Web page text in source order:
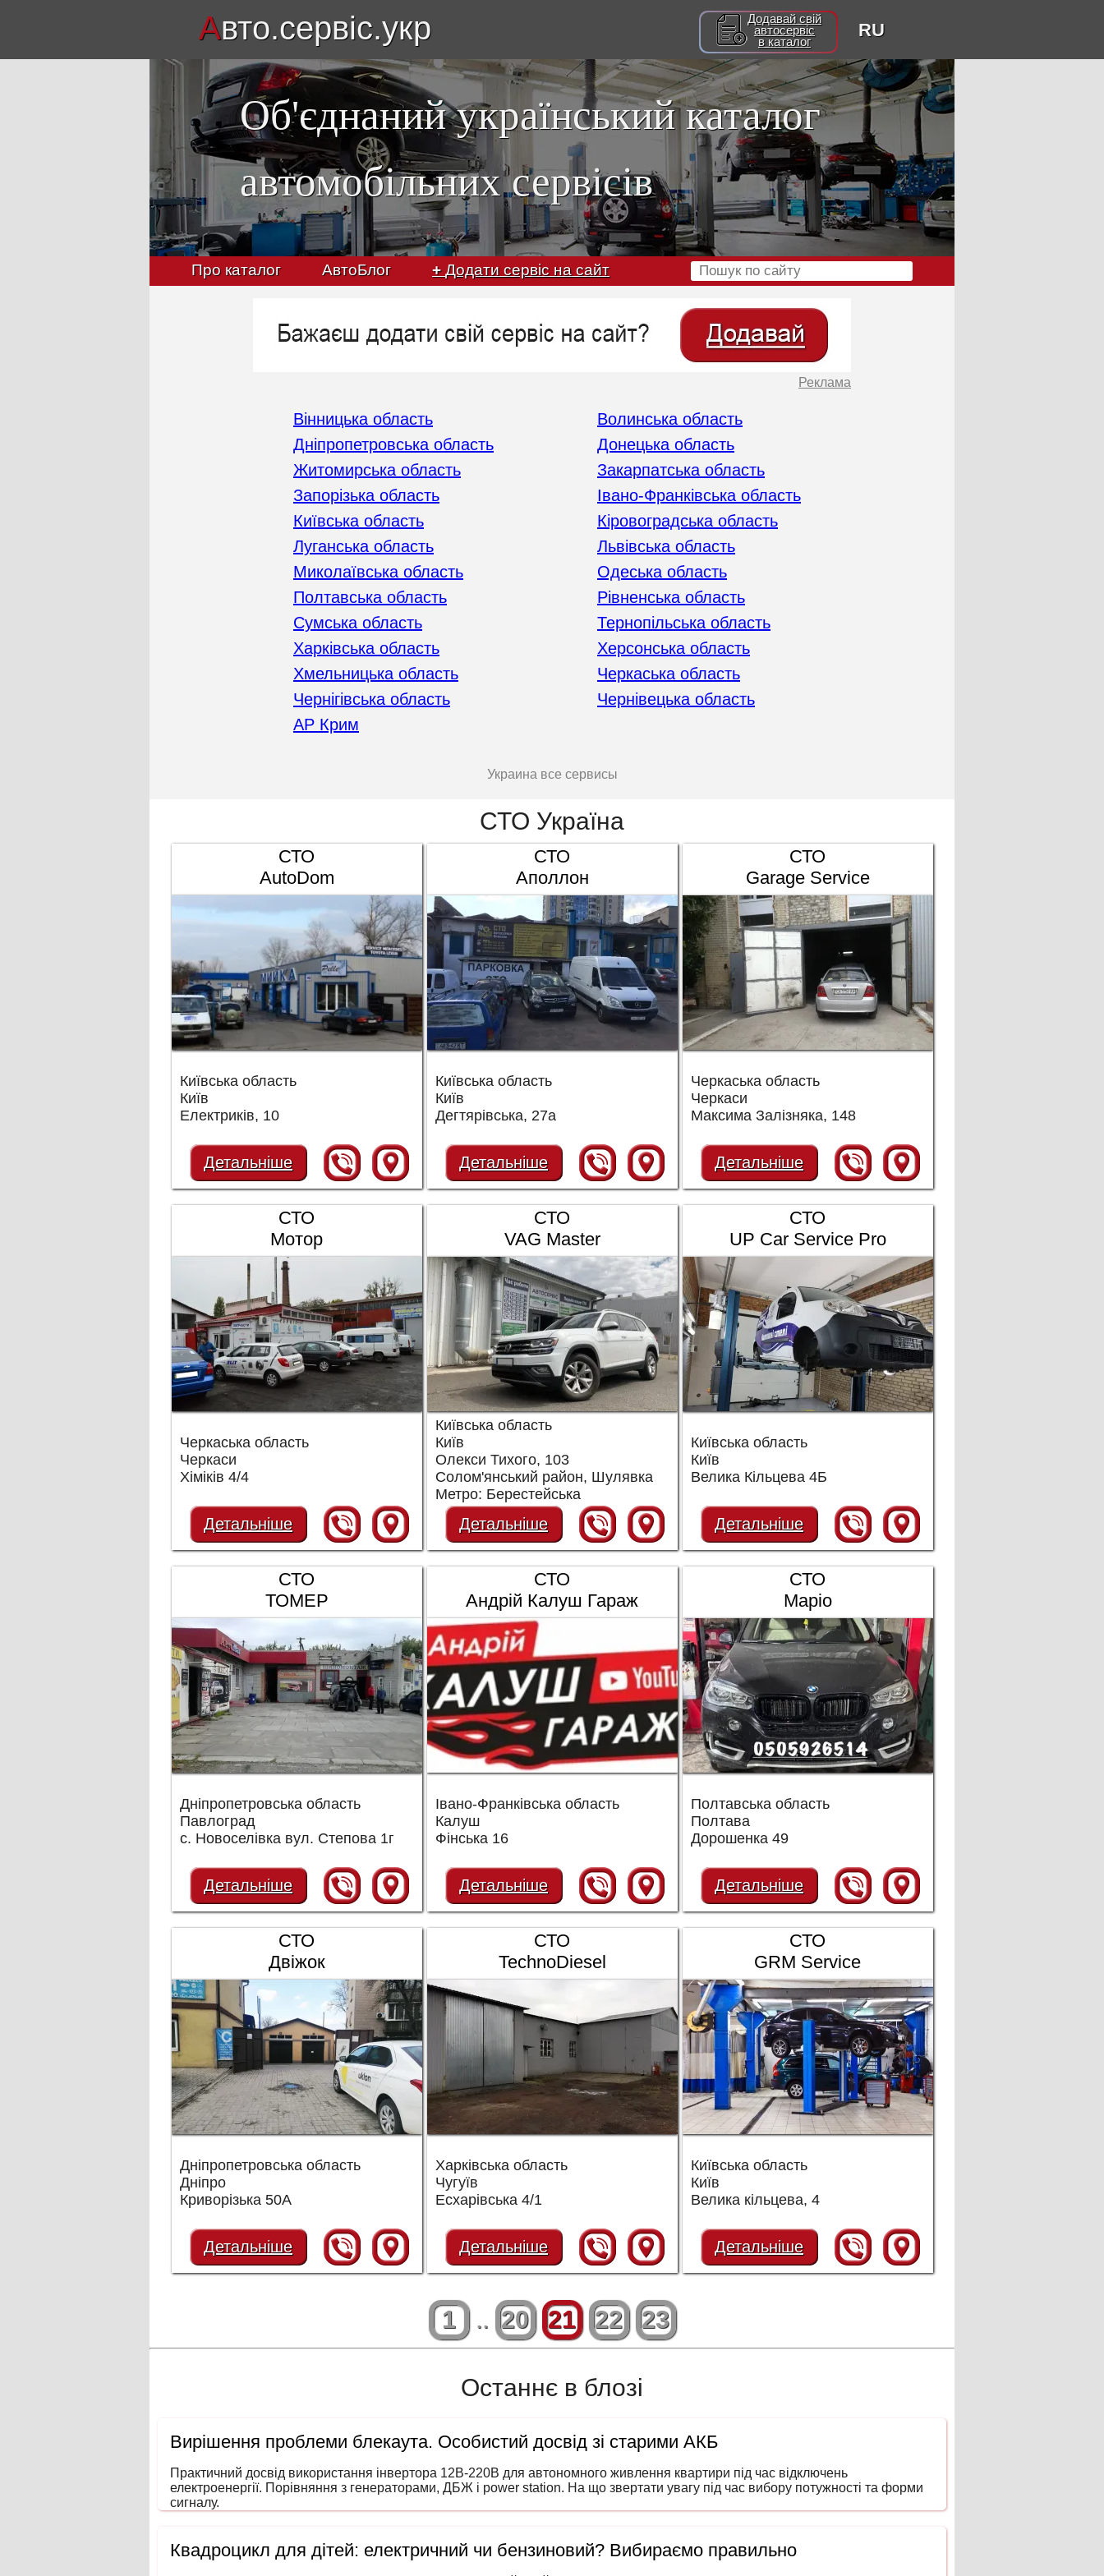
Авто.сервіс.укр
Додавай свій
автосервіс
в каталог
RU
Об'єднаний український каталог
автомобільних сервісів
Про каталог АвтоБлог + Додати сервіс на сайт
Реклама
Вінницька область
Волинська область
Дніпропетровська область
Донецька область
Житомирська область
Закарпатська область
Запорізька область
Івано-Франківська область
Київська область
Кіровоградська область
Луганська область
Львівська область
Миколаївська область
Одеська область
Полтавська область
Рівненська область
Сумська область
Тернопільська область
Харківська область
Херсонська область
Хмельницька область
Черкаська область
Чернігівська область
Чернівецька область
АР Крим
Украина все сервисы
СТО Україна
СТО
AutoDom
Київська область
Київ
Електриків, 10
Детальніше
СТО
Аполлон
Київська область
Київ
Дегтярівська, 27а
Детальніше
СТО
Garage Service
Черкаська область
Черкаси
Максима Залізняка, 148
Детальніше
СТО
Мотор
Черкаська область
Черкаси
Хіміків 4/4
Детальніше
СТО
VAG Master
Київська область
Київ
Олекси Тихого, 103
Солом'янський район, Шулявка
Метро: Берестейська
Детальніше
СТО
UP Car Service Pro
Київська область
Київ
Велика Кільцева 4Б
Детальніше
СТО
ТОМЕР
Дніпропетровська область
Павлоград
с. Новоселівка вул. Степова 1г
Детальніше
СТО
Андрій Калуш Гараж
Івано-Франківська область
Калуш
Фінська 16
Детальніше
СТО
Маріо
Полтавська область
Полтава
Дорошенка 49
Детальніше
СТО
Двіжок
Дніпропетровська область
Дніпро
Криворізька 50А
Детальніше
СТО
TechnoDiesel
Харківська область
Чугуїв
Есхарівська 4/1
Детальніше
СТО
GRM Service
Київська область
Київ
Велика кільцева, 4
Детальніше
1 .. 20 21 22 23
Останнє в блозі
Вирішення проблеми блекаута. Особистий досвід зі старими АКБ
Практичний досвід використання інвертора 12В-220В для автономного живлення квартири під час відключень
електроенергії. Порівняння з генераторами, ДБЖ і power station. На що звертати увагу під час вибору потужності та форми
сигналу.
Квадроцикл для дітей: електричний чи бензиновий? Вибираємо правильно